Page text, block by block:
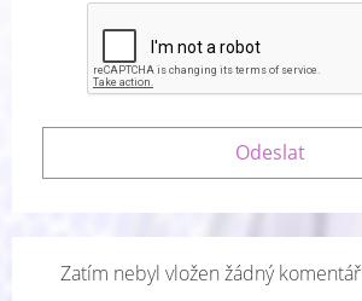
Zatím nebyl vložen žádný komentář